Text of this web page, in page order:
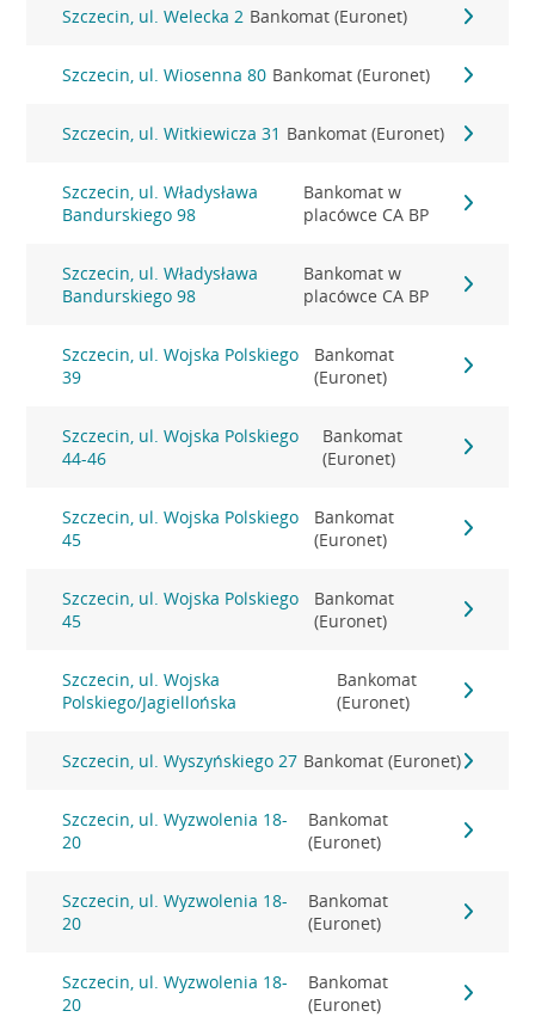
Szczecin, ul. Welecka 2 Bankomat (Euronet)
Szczecin, ul. Wiosenna 80 Bankomat (Euronet)
Szczecin, ul. Witkiewicza 31 Bankomat (Euronet)
Szczecin, ul. Władysława
Bandurskiego 98
Bankomat w
placówce CA BP
Szczecin, ul. Władysława
Bandurskiego 98
Bankomat w
placówce CA BP
Szczecin, ul. Wojska Polskiego
39
Bankomat
(Euronet)
Szczecin, ul. Wojska Polskiego
44-46
Bankomat
(Euronet)
Szczecin, ul. Wojska Polskiego
45
Bankomat
(Euronet)
Szczecin, ul. Wojska Polskiego
45
Bankomat
(Euronet)
Szczecin, ul. Wojska
Polskiego/Jagiellońska
Bankomat
(Euronet)
Szczecin, ul. Wyszyńskiego 27 Bankomat (Euronet)
Szczecin, ul. Wyzwolenia 18-
20
Bankomat
(Euronet)
Szczecin, ul. Wyzwolenia 18-
20
Bankomat
(Euronet)
Szczecin, ul. Wyzwolenia 18-
20
Bankomat
(Euronet)